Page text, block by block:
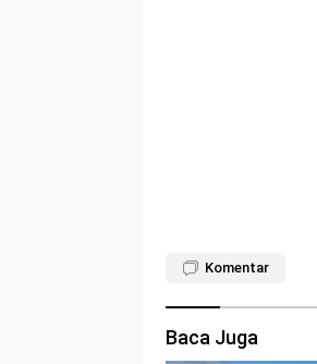
Komentar
Baca Juga